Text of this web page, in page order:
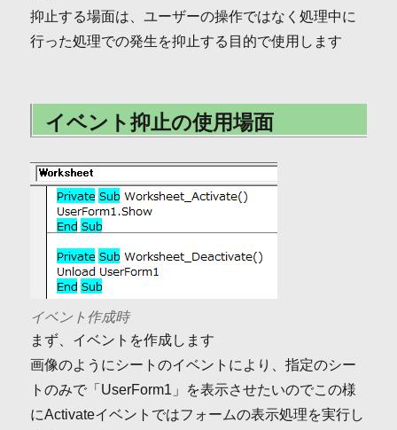
抑止する場面は、ユーザーの操作ではなく処理中に
行った処理での発生を抑止する目的で使用します
イベント抑止の使用場面
イベント作成時
まず、イベントを作成します
画像のようにシートのイベントにより、指定のシー
トのみで「UserForm1」を表示させたいのでこの様
にActivateイベントではフォームの表示処理を実行し